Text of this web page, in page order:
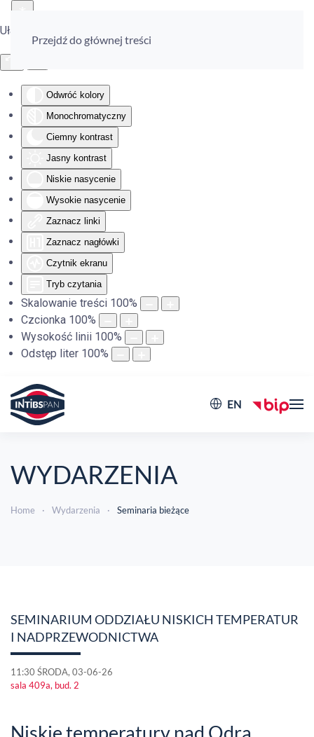
Ułatwienia dostępu
Odwróć kolory
Monochromatyczny
Ciemny kontrast
Jasny kontrast
Niskie nasycenie
Wysokie nasycenie
Zaznacz linki
Zaznacz nagłówki
Czytnik ekranu
Tryb czytania
Skalowanie treści 100%
Czcionka 100%
Wysokość linii 100%
Odstęp liter 100%
Przejdź do głównej treści
EN
WYDARZENIA
Home Wydarzenia Seminaria bieżące
SEMINARIUM ODDZIAŁU NISKICH TEMPERATUR
I NADPRZEWODNICTWA
11:30 ŚRODA, 03-06-26
sala 409a, bud. 2